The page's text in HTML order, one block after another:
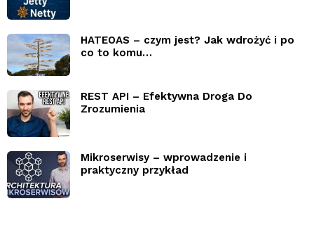
HATEOAS – czym jest? Jak wdrożyć i po
co to komu…
REST API – Efektywna Droga Do
Zrozumienia
Mikroserwisy – wprowadzenie i
praktyczny przykład